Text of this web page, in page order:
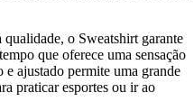
o Sweatshirt garante
que oferece uma sensação
e ajustado permite uma grande
praticar esportes ou ir ao